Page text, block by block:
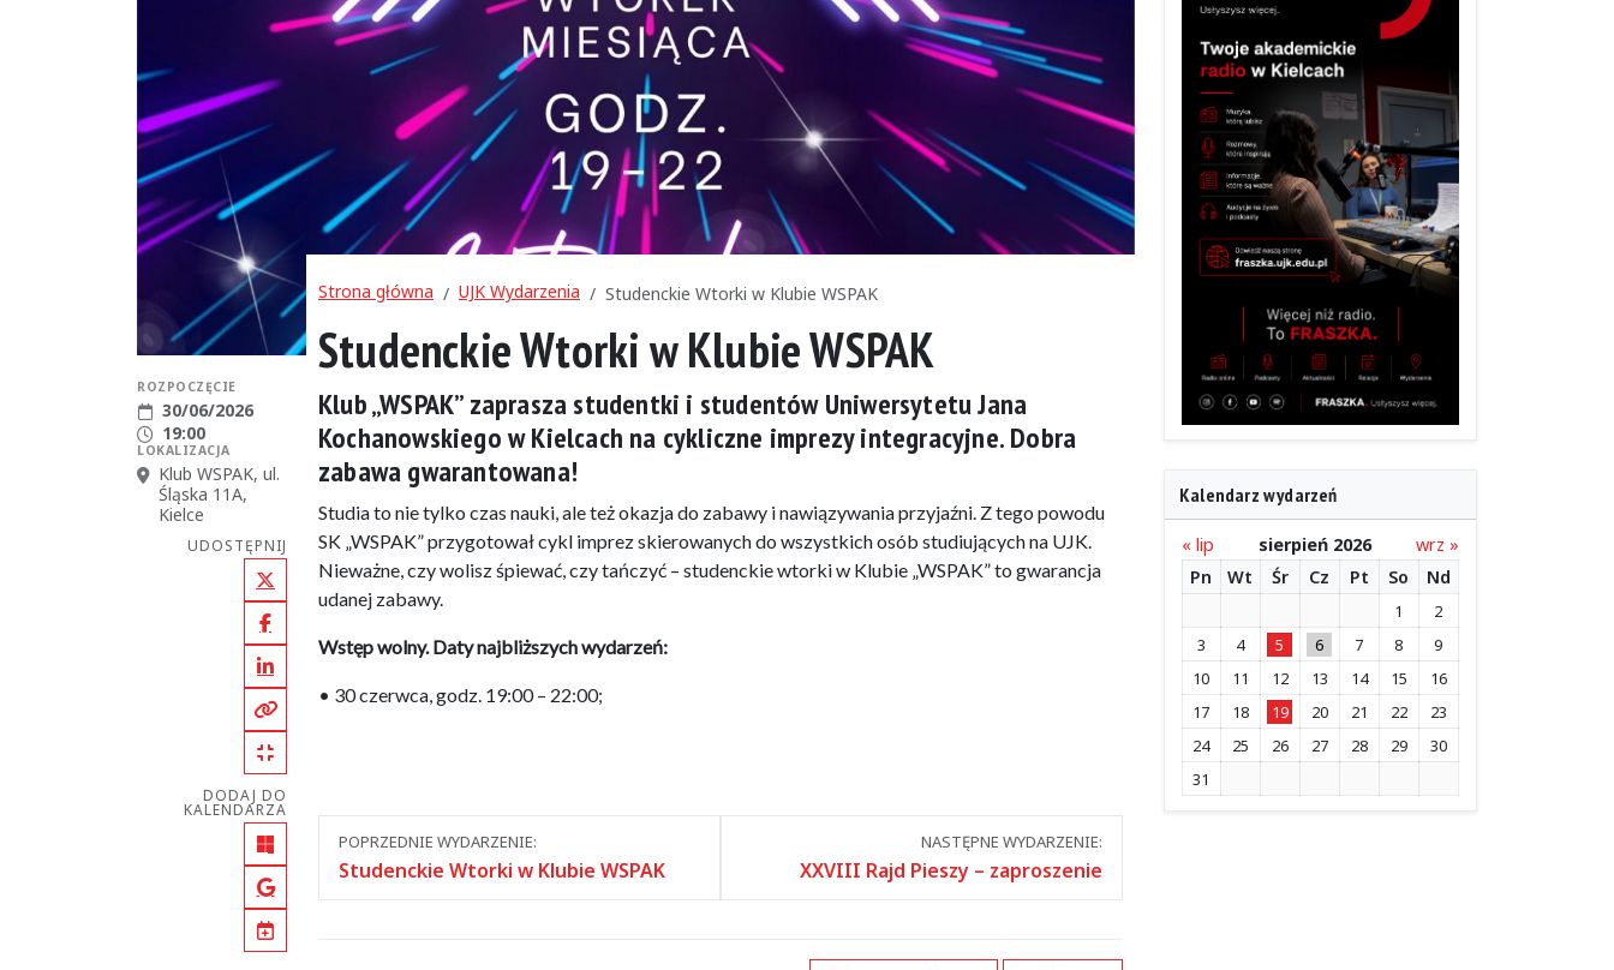
ROZPOCZĘCIE
Data rozpoczęcia:
30/06/2026
Godzina rozpoczęcia:
19:00
LOKALIZACJA
Miejsce:
Klub WSPAK, ul.
Śląska 11A,
Kielce
UDOSTĘPNIJ
X (Twitter)
Facebook
LinkedIn
Kopiuj pełny link
Kopiuj krótki link
DODAJ DO
KALENDARZA
Outlook
Google Calendar
iCal
Strona główna UJK Wydarzenia Studenckie Wtorki w Klubie WSPAK
Studenckie Wtorki w Klubie WSPAK
Klub „WSPAK” zaprasza studentki i studentów Uniwersytetu Jana
Kochanowskiego w Kielcach na cykliczne imprezy integracyjne. Dobra
zabawa gwarantowana!
Studia to nie tylko czas nauki, ale też okazja do zabawy i nawiązywania przyjaźni. Z tego powodu
SK „WSPAK” przygotował cykl imprez skierowanych do wszystkich osób studiujących na UJK.
Nieważne, czy wolisz śpiewać, czy tańczyć – studenckie wtorki w Klubie „WSPAK” to gwarancja
udanej zabawy.
Wstęp wolny. Daty najbliższych wydarzeń:
• 30 czerwca, godz. 19:00 – 22:00;
Nawigacja
między
POPRZEDNIE WYDARZENIE:
Studenckie Wtorki w Klubie WSPAK
NASTĘPNE WYDARZENIE:
XXVIII Rajd Pieszy – zaproszenie
Kalendarz wydarzeń
« lip sierpień 2026
wrz »
Pn
Wt Śr Cz Pt So Nd
1
2
3
4 5 6 7 8
9
10
11 12 13 14 15
16
17
18 19 20 21 22
23
24
25 26 27 28 29
30
31